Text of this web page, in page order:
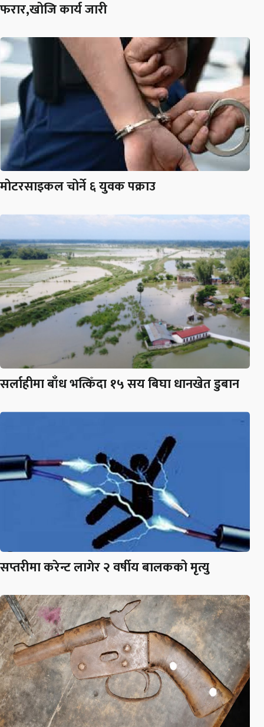
फरार,खोजि कार्य जारी
मोटरसाइकल चोर्ने ६ युवक पक्राउ
सर्लाहीमा बाँध भत्किँदा १५ सय बिघा धानखेत डुबान
सप्तरीमा करेन्ट लागेर २ वर्षीय बालकको मृत्यु